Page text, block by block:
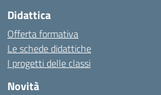
Didattica
Offerta formativa
Le schede didattiche
I progetti delle classi
Novità